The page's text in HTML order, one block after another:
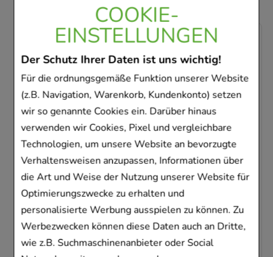
COOKIE-
EINSTELLUNGEN
Der Schutz Ihrer Daten ist uns wichtig!
Für die ordnungsgemäße Funktion unserer Website
(z.B. Navigation, Warenkorb, Kundenkonto) setzen
wir so genannte Cookies ein. Darüber hinaus
verwenden wir Cookies, Pixel und vergleichbare
Technologien, um unsere Website an bevorzugte
Verhaltensweisen anzupassen, Informationen über
die Art und Weise der Nutzung unserer Website für
Optimierungszwecke zu erhalten und
personalisierte Werbung ausspielen zu können. Zu
Werbezwecken können diese Daten auch an Dritte,
wie z.B. Suchmaschinenanbieter oder Social
BIOCHEMIE Pflüger 6 Kalium sulfuricum D 6
Tabl.
Homöopathisches Laboratorium Alexander Pflüger
GmbH & Co. KG
06319292
Sofort lieferbar